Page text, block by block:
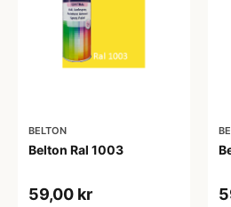
BELTON
Belton Ral 1003
59,00 kr